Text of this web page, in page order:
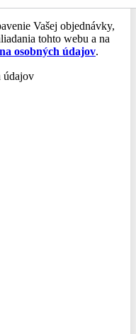
Vašej objednávky,
tohto webu a na
osobných údajov.
údajov